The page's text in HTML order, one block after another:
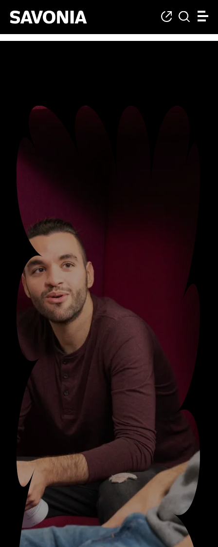
Degree studies